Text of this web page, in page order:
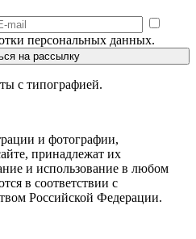
персональных данных.
на рассылку
с типографией.
и фотографии,
принадлежат их
и использование в любом
в соответствии с
Российской Федерации.